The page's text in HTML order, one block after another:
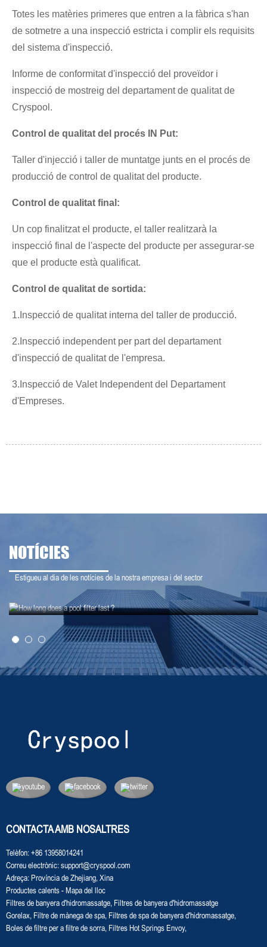
Totes les matèries primeres que entren a la fàbrica s'han
de sotmetre a una inspecció estricta i complir els requisits
del sistema d'inspecció.
Informe de conformitat d'inspecció del proveïdor i
inspecció de mostreig del departament de qualitat de
Cryspool.
Control de qualitat del procés IN Put:
Taller d'injecció i taller de muntatge junts en el procés de
producció de control de qualitat del producte.
Control de qualitat final:
Un cop finalitzat el producte, el taller realitzarà la
inspecció final de l'aspecte del producte per assegurar-se
que el producte està qualificat.
Control de qualitat de sortida:
1.Inspecció de qualitat interna del taller de producció.
2.Inspecció independent per part del departament
d'inspecció de qualitat de l'empresa.
3.Inspecció de Valet Independent del Departament
d'Empreses.
NOTÍCIES
Estigueu al dia de les notícies de la nostra empresa i del sector
21-07-12
Quant de temps dura un filtre de piscina?
CONTACTA AMB NOSALTRES
Telèfon: +86 13958014241
Correu electrònic: support@cryspool.com
Adreça: Província de Zhejiang, Xina
Productes calents - Mapa del lloc
Filtres de banyera d'hidromassatge, Filtres de banyera d'hidromassatge
Gorelax, Filtre de mànega de spa, Filtres de spa de banyera d'hidromassatge,
Boles de filtre per a filtre de sorra, Filtres Hot Springs Envoy,